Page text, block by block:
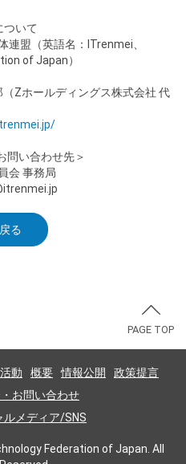
ついて
連盟（英語名：ITrenmei、
of Japan）
（Zホールディングス株式会社 代
問い合わせ先＞
会 事務局
戻る
PAGE TOP
動 概要 情報公開
政策提言
お問い合わせ
ルメディア/SNS
Federation of Japan. All